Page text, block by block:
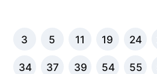
3 5 11 19 24
34 37 39 54 55